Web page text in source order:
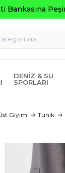
DENIZ & SU
SPORLARI
Giyim Tunik